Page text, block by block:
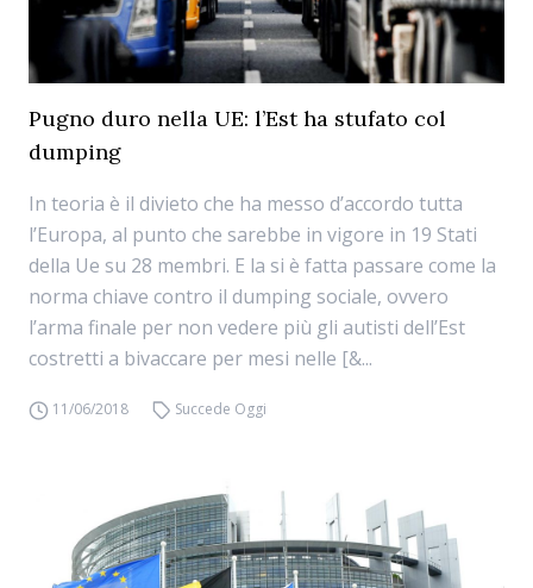
Pugno duro nella UE: l’Est ha stufato col
dumping
In teoria è il divieto che ha messo d’accordo tutta
l’Europa, al punto che sarebbe in vigore in 19 Stati
della Ue su 28 membri. E la si è fatta passare come la
norma chiave contro il dumping sociale, ovvero
l’arma finale per non vedere più gli autisti dell’Est
costretti a bivaccare per mesi nelle [&...
11/06/2018 Succede Oggi